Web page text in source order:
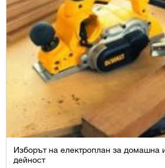
Изборът на електроплан за домашна
дейност